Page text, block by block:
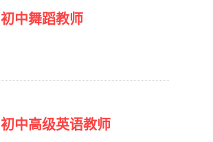
初中舞蹈教师
初中高级英语教师